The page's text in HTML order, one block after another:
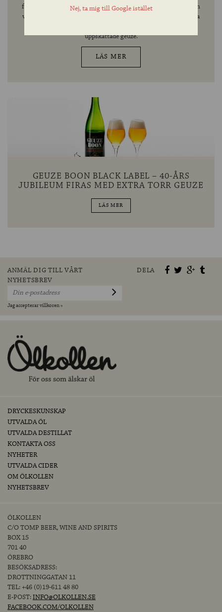
fermenteringsgrad på nära 100%. Surölen blev omtalad och den
vann bland annat guld vid World Beer Cup 2016. Tack vare sina
uppskattade geuze.
LÄS MER
GEUZE BOON BLACK LABEL – 40-ÅRS
JUBILEUM FIRAS MED EXTRA TORR GEUZE
LÄS MER
ANMÄL DIG TILL VÅRT
NYHETSBREV
Jag accepterar villkoren »
DELA
DRYCKESKUNSKAP
UTVALDA ÖL
UTVALDA DESTILLAT
KONTAKTA OSS
NYHETER
UTVALDA CIDER
OM ÖLKOLLEN
NYHETSBREV
ÖLKOLLEN
C/O TOMP BEER, WINE AND SPIRITS
BOX 15
701 40
ÖREBRO
BESÖKSADRESS:
DROTTNINGGATAN 11
TEL: +46 (0)19-611 48 80
E-POST:INFO@OLKOLLEN.SE
FACEBOOK.COM/OLKOLLEN
Nej, ta mig till Google istället